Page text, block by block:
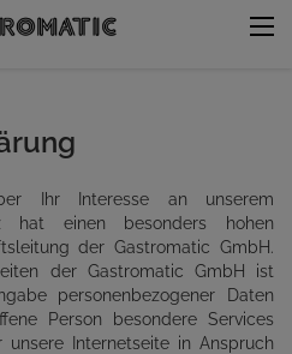
Ihr Interesse an unserem
hat einen besonders hohen
der Gastromatic GmbH.
der Gastromatic GmbH ist
personenbezogener Daten
Person besondere Services
unsere Internetseite in Anspruch